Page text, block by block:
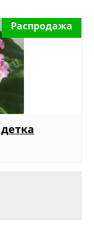
Распродажа